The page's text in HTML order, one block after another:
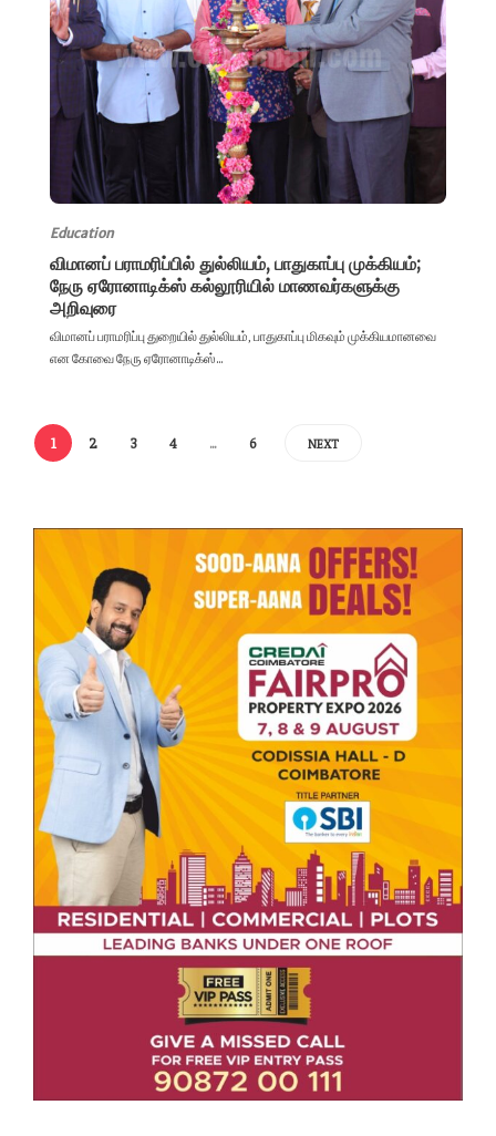
Education
விமானப் பராமரிப்பில் துல்லியம், பாதுகாப்பு முக்கியம்;
நேரு ஏரோனாடிக்ஸ் கல்லூரியில் மாணவர்களுக்கு
அறிவுரை
விமானப் பராமரிப்பு துறையில் துல்லியம், பாதுகாப்பு மிகவும் முக்கியமானவை
என கோவை நேரு ஏரோனாடிக்ஸ்...
1 2 3 4 … 6 NEXT